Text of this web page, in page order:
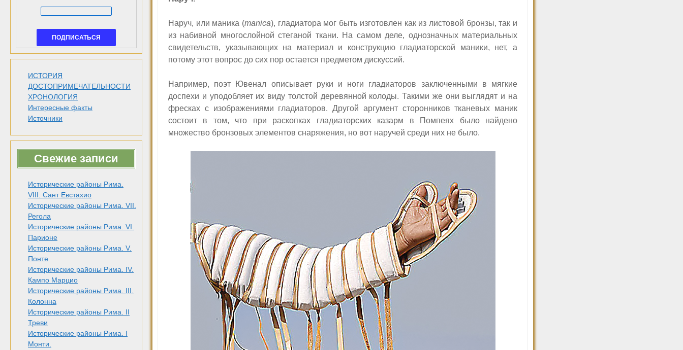
ИСТОРИЯ
ДОСТОПРИМЕЧАТЕЛЬНОСТИ
ХРОНОЛОГИЯ
Интересные факты
Источники
Свежие записи
Исторические районы Рима.
VIII. Сант Евстахио
Исторические районы Рима. VII.
Регола
Исторические районы Рима. VI.
Парионе
Исторические районы Рима. V.
Понте
Исторические районы Рима. IV.
Кампо Марцио
Исторические районы Рима. III.
Колонна
Исторические районы Рима. II
Треви
Исторические районы Рима. I
Монти.
Наруч, или маника (manica), гладиатора мог быть изготовлен как из листовой бронзы, так и
из набивной многослойной стеганой ткани. На самом деле, однозначных материальных
свидетельств, указывающих на материал и конструкцию гладиаторской маники, нет,а
потому этот вопрос до сих пор остается предметом дискуссий.
Например, поэт Ювенал описывает руки и ноги гладиаторов заключенными в мягкие
доспехи и уподобляет их виду толстой деревянной колоды. Такими же они выглядят и на
фресках с изображениями гладиаторов. Другой аргумент сторонников тканевых маник
состоит в том, что при раскопках гладиаторских казарм в Помпеях было найдено
множество бронзовых элементов снаряжения, но вот наручей среди них не было.